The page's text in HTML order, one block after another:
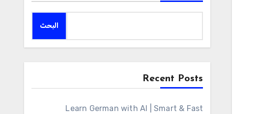
البحث
Recent Posts
Learn German with AI | Smart & Fast